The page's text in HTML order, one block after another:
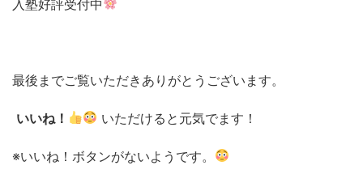
入塾好評受付中
最後までご覧いただきありがとうございます。
いいね！ いただけると元気でます！
※いいね！ボタンがないようです。